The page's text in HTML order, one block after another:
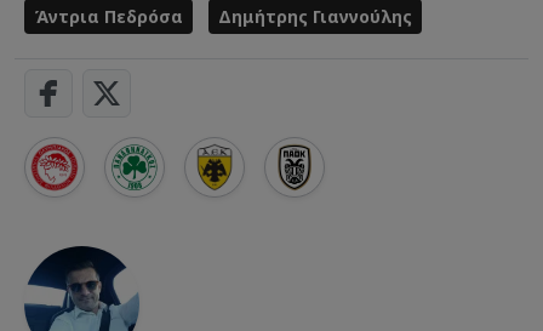
Άντρια Πεδρόσα Δημήτρης Γιαννούλης